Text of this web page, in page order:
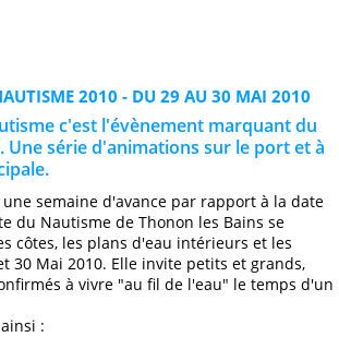
2010 - DU 29 AU 30 MAI 2010
c'est l'évènement marquant du
Une série d'animations sur le port et à
une semaine d'avance par rapport à la date
du Nautisme de Thonon les Bains se
côtes, les plans d'eau intérieurs et les
30 Mai 2010. Elle invite petits et grands,
à vivre "au fil de l'eau" le temps d'un
: